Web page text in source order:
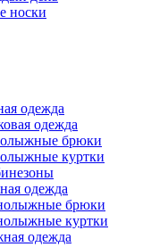
носки
одежда
одежда
брюки
куртки
одежда
брюки
куртки
одежда